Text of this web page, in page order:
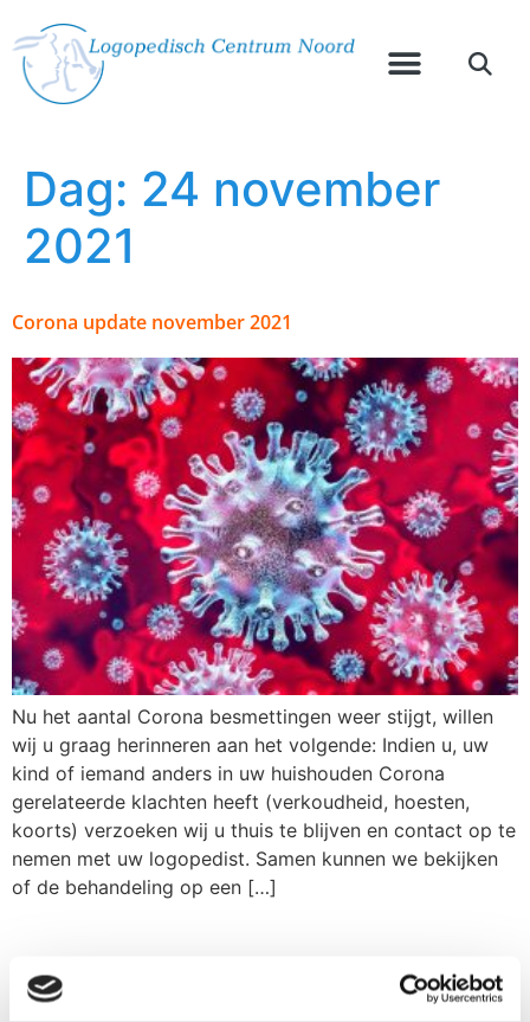
Dag: 24 november
2021
Corona update november 2021
Nu het aantal Corona besmettingen weer stijgt, willen
wij u graag herinneren aan het volgende: Indien u, uw
kind of iemand anders in uw huishouden Corona
gerelateerde klachten heeft (verkoudheid, hoesten,
koorts) verzoeken wij u thuis te blijven en contact op te
nemen met uw logopedist. Samen kunnen we bekijken
of de behandeling op een […]